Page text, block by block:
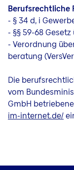
Berufsrechtliche
- § 34 d, i
- §§ 59-68
- Verordnung
beratung
Die
vom
GmbH
im-internet.de/